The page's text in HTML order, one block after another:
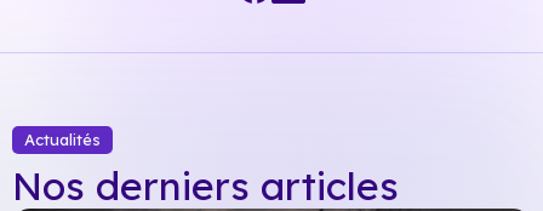
Actualités
Nos derniers articles